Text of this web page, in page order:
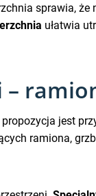
sprawia,
ułatwia
jest
ramiona,